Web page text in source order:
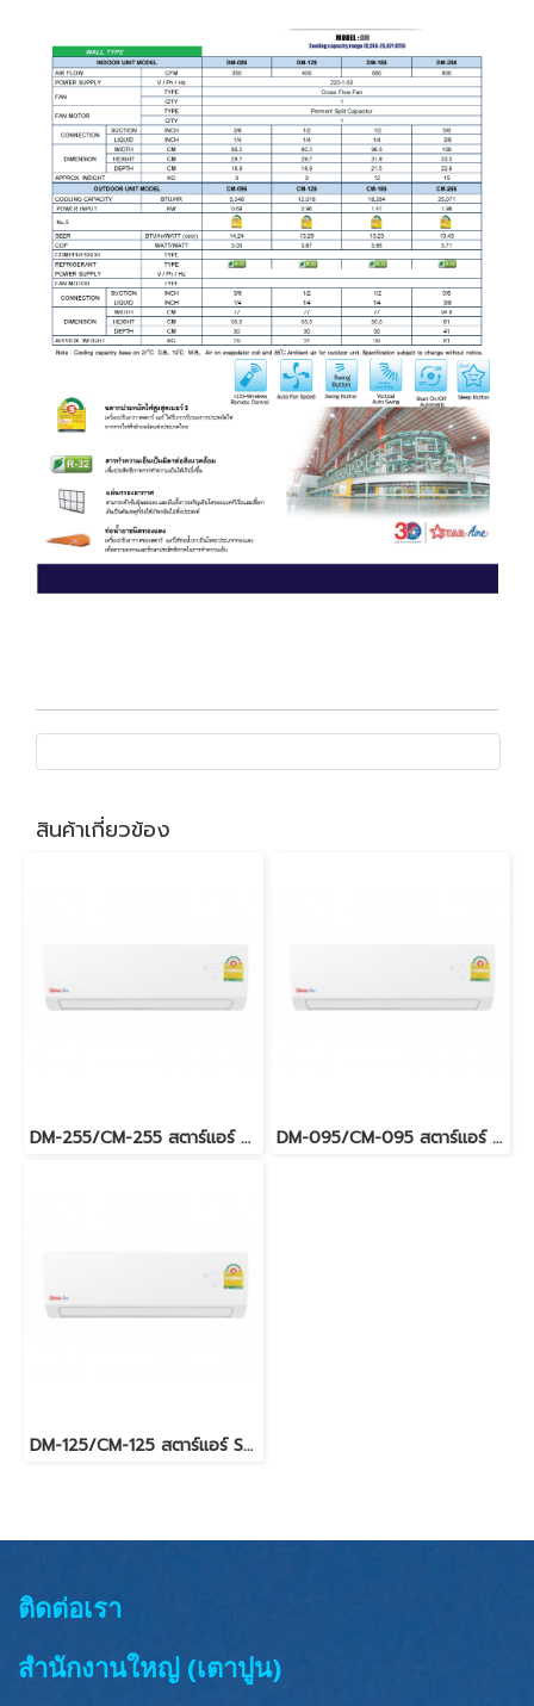
สินค้าเกี่ยวข้อง
DM-255/CM-255 สตาร์แอร์ STAR AIRE FIXED SPEED R32 25,071 BTU. พร้อมบริการติดตั้ง DM-095/CM-095 สตาร์แอร์ STAR AIRE FIXED SPEED R32 9,246 BTU. พร้อมบริการติดตั้ง
DM-125/CM-125 สตาร์แอร์ STAR AIRE FIXED SPEED R32 12,018 BTU. พร้อมบริการติดตั้ง
ติดต่อเรา
สำนักงานใหญ่ (เตาปูน)